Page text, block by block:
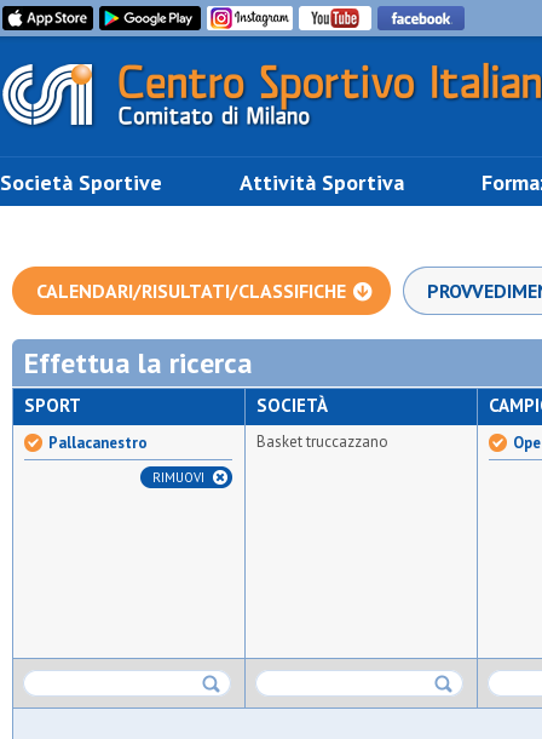
Società Sportive Attività Sportiva
CALENDARI/RISULTATI/CLASSIFICHE
Effettua la ricerca
SPORT
Pallacanestro
RIMUOVI
SOCIETÀ
Basket truccazzano